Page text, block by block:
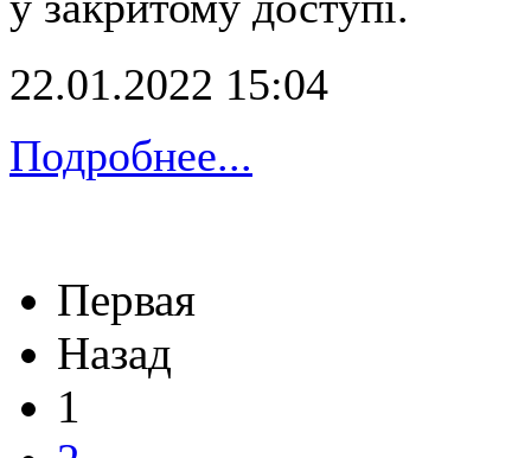
22.01.2022 15:04
Подробнее...
Первая
Назад
1